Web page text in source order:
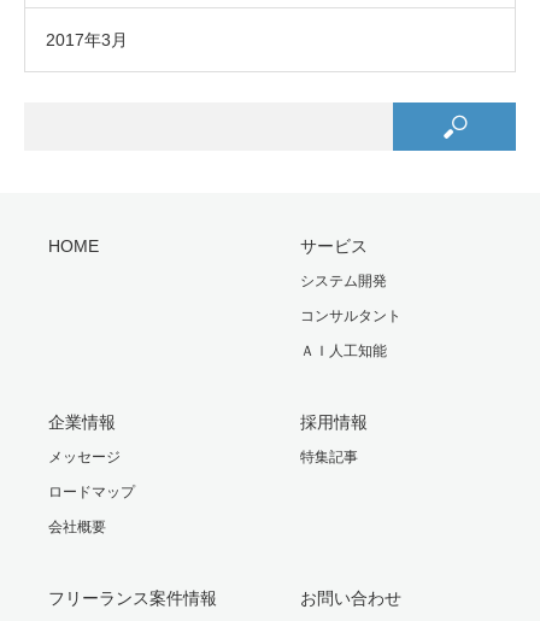
2017年3月
HOME サービス
システム開発
コンサルタント
ＡＩ人工知能
企業情報
メッセージ
ロードマップ
会社概要
採用情報
特集記事
フリーランス案件情報 お問い合わせ